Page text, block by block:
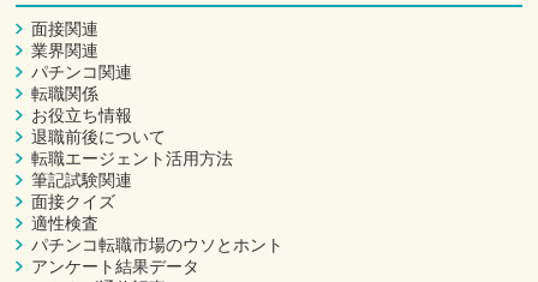
面接関連
業界関連
パチンコ関連
転職関係
お役立ち情報
退職前後について
転職エージェント活用方法
筆記試験関連
面接クイズ
適性検査
パチンコ転職市場のウソとホント
アンケート結果データ